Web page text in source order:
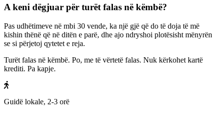
A keni dëgjuar për turët falas në këmbë?
Pas udhëtimeve në mbi 30 vende, ka një gjë që do të doja të më
kishin thënë që në ditën e parë, dhe ajo ndryshoi plotësisht mënyrën
se si përjetoj qytetet e reja.
Turët falas në këmbë. Po, me të vërtetë falas. Nuk kërkohet kartë
krediti. Pa kapje.
Guidë lokale, 2-3 orë